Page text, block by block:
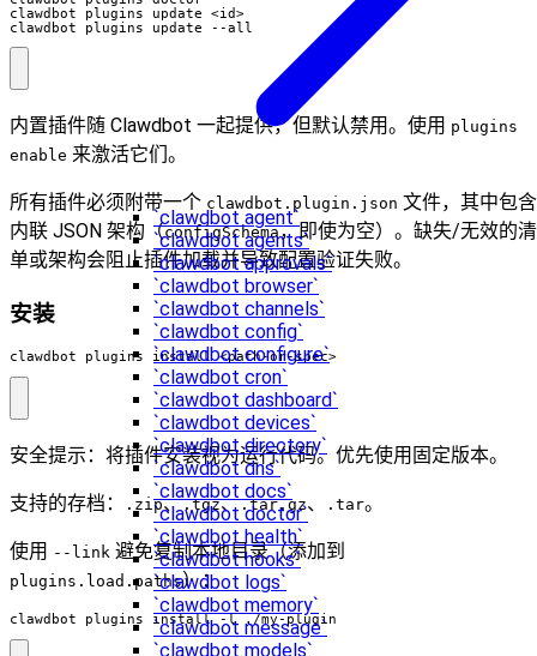
`clawdbot agent`
`clawdbot agents`
`clawdbot approvals`
`clawdbot browser`
`clawdbot channels`
`clawdbot config`
`clawdbot configure`
`clawdbot cron`
`clawdbot dashboard`
`clawdbot devices`
`clawdbot directory`
`clawdbot dns`
`clawdbot docs`
`clawdbot doctor`
`clawdbot health`
`clawdbot hooks`
`clawdbot logs`
`clawdbot memory`
`clawdbot message`
`clawdbot models`
clawdbot plugins update --all
内置插件随 Clawdbot 一起提供，但默认禁用。使用 plugins
enable 来激活它们。
所有插件必须附带一个 clawdbot.plugin.json 文件，其中包含
内联 JSON 架构（configSchema，即使为空）。缺失/无效的清
单或架构会阻止插件加载并导致配置验证失败。
安装
clawdbot plugins install <path-or-spec>
安全提示：将插件安装视为运行代码。优先使用固定版本。
支持的存档： .zip、.tgz、.tar.gz、 .tar。
使用 --link 避免复制本地目录（添加到
plugins.load.paths）：
clawdbot plugins install -l ./my-plugin